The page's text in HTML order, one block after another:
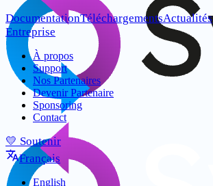
DocumentationTéléchargementsActualités
Entreprise
À propos
Support
Nos Partenaires
Devenir Partenaire
Sponsoring
Contact
💛 Soutenir
Français
English